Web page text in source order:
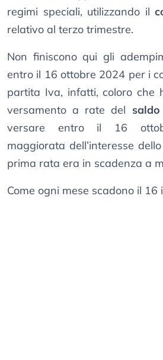
regimi speciali, utilizzando il
relativo al terzo trimestre.
Non finiscono qui gli
entro il 16 ottobre 2024 per i
partita Iva, infatti, coloro che
versamento a rate del
versare entro il 16
maggiorata dell’interesse
prima rata era in scadenza a
Come ogni mese scadono il 16